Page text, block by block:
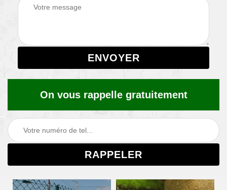
On vous rappelle gratuitement